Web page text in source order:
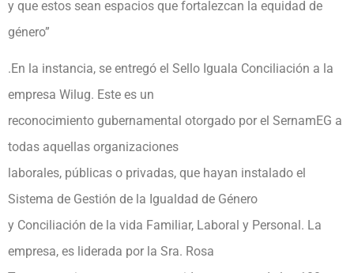
y que estos sean espacios que fortalezcan la equidad de
género”
.En la instancia, se entregó el Sello Iguala Conciliación a la
empresa Wilug. Este es un
reconocimiento gubernamental otorgado por el SernamEG a
todas aquellas organizaciones
laborales, públicas o privadas, que hayan instalado el
Sistema de Gestión de la Igualdad de Género
y Conciliación de la vida Familiar, Laboral y Personal. La
empresa, es liderada por la Sra. Rosa